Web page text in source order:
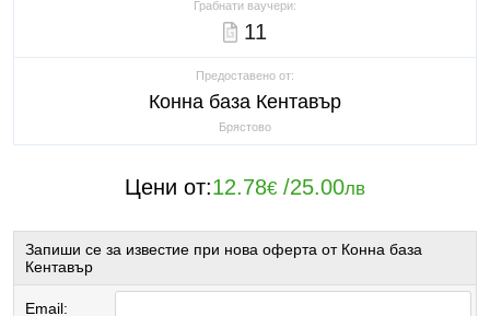
Грабнати ваучери:
11
Предоставено от:
Конна база Кентавър
Брястово
Цени от:12.78€ /25.00лв
Запиши се за известие при нова оферта от Конна база
Кентавър
Email: